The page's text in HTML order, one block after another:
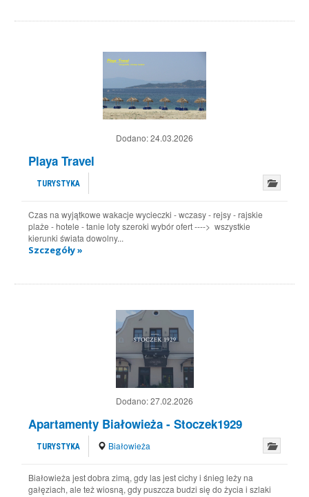
Dodano:24.03.2026
Playa Travel
TURYSTYKA
Czas na wyjątkowe wakacje wycieczki - wczasy - rejsy - rajskie
plaże - hotele - tanie loty szeroki wybór ofert ----> wszystkie
kierunki świata dowolny...
Szczegóły »
Dodano:27.02.2026
Apartamenty Białowieża - Stoczek1929
TURYSTYKA Białowieża
Białowieża jest dobra zimą, gdy las jest cichy i śnieg leży na
gałęziach, ale też wiosną, gdy puszcza budzi się do życia i szlaki